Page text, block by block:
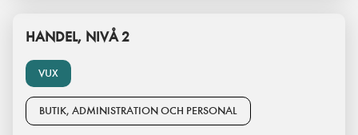
VUX
HANDEL, NIVÅ 2
BUTIK, ADMINISTRATION OCH PERSONAL